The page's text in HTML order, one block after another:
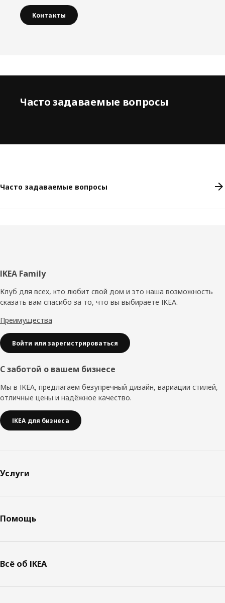
Контакты
Часто задаваемые вопросы
Часто задаваемые вопросы
Нижний
колонтитул
IKEA Family
Клуб для всех, кто любит свой дом и это наша возможность
сказать вам спасибо за то, что вы выбираете IKEA.
Преимущества
Войти или зарегистрироваться
С заботой о вашем бизнесе
Мы в IKEA, предлагаем безупречный дизайн, вариации стилей,
отличные цены и надёжное качество.
IKEA для бизнеса
Услуги
Помощь
Всё об IKEA